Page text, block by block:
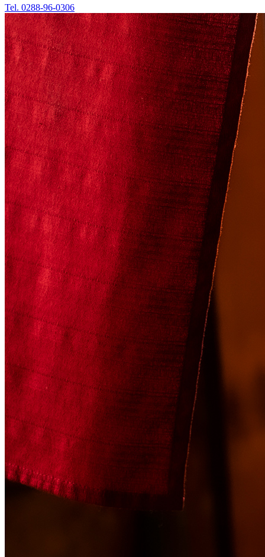
Tel. 0288-96-0306